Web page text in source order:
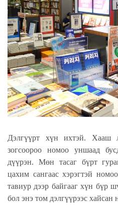
Дэлгүүрт хүн ихтэй. Хааш
зогсоороо номоо уншаад
дүүрэн. Мөн тасаг бүрт
цахим сангаас хэрэгтэй
тавиур дээр байгааг хүн бүр
бол энэ том дэлгүүрээс